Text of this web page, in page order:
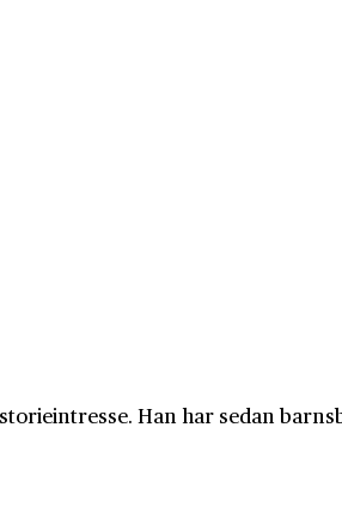
Han har sedan